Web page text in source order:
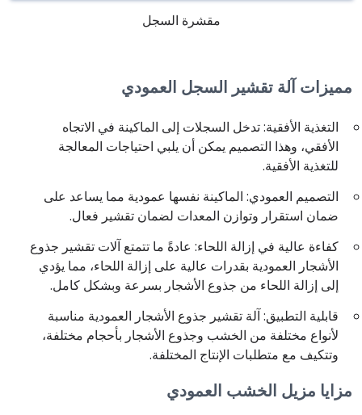
مقشرة السجل
مميزات آلة تقشير السجل العمودي
التغذية الأفقية: تدخل السجلات إلى الماكينة في الاتجاه
الأفقي، وهذا التصميم يمكن أن يلبي احتياجات المعالجة
للتغذية الأفقية.
التصميم العمودي: الماكينة نفسها عمودية مما يساعد على
ضمان استقرار وتوازن المعدات لضمان تقشير فعال.
كفاءة عالية في إزالة اللحاء: عادةً ما تتمتع آلات تقشير جذوع
الأشجار العمودية بقدرات عالية على إزالة اللحاء، مما يؤدي
إلى إزالة اللحاء من جذوع الأشجار بسرعة وبشكل كامل.
قابلية التطبيق: آلة تقشير جذوع الأشجار العمودية مناسبة
لأنواع مختلفة من الخشب وجذوع الأشجار بأحجام مختلفة،
وتتكيف مع متطلبات الإنتاج المختلفة.
مزايا مزيل الخشب العمودي